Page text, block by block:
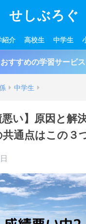
せしぶろぐ
紹介 高校生 中学生
おすすめの学習サービス
中学生
悪い】原因と解
通点はこの３